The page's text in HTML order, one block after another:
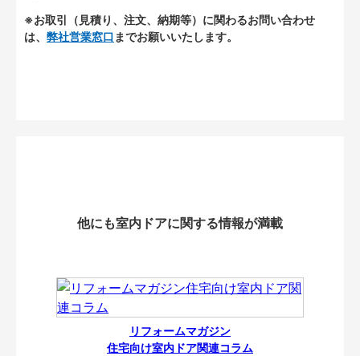
※お取引（見積り、注文、納期等）に関わるお問い合わせ
は、 弊社営業窓口 までお願いいたします。
他にも室内ドアに関する情報が満載
リフォームマガジン
住宅向け室内ドア関連コラム